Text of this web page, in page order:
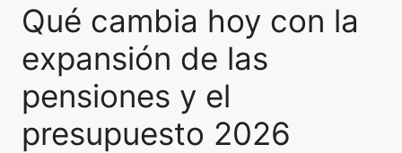
Qué cambia hoy con la
expansión de las
pensiones y el
presupuesto 2026